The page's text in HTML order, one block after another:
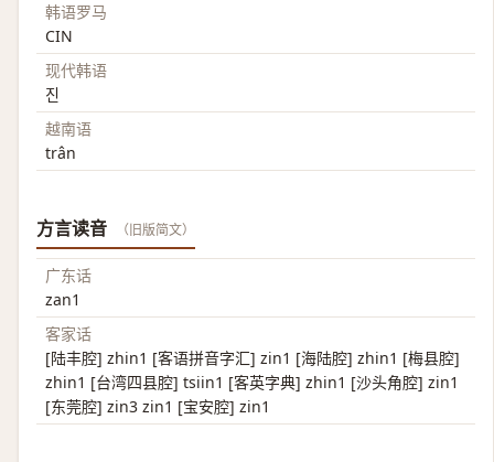
韩语罗马
CIN
现代韩语
진
越南语
trân
方言读音 （旧版简文）
广东话
zan1
客家话
[陆丰腔] zhin1 [客语拼音字汇] zin1 [海陆腔] zhin1 [梅县腔]
zhin1 [台湾四县腔] tsiin1 [客英字典] zhin1 [沙头角腔] zin1
[东莞腔] zin3 zin1 [宝安腔] zin1